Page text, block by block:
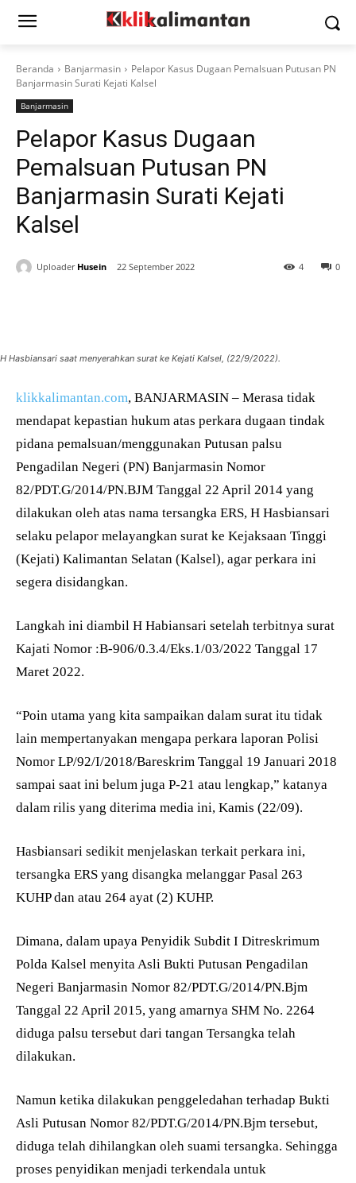
Beranda Banjarmasin
Pelapor Kasus Dugaan Pemalsuan Putusan PN
Banjarmasin Surati Kejati Kalsel
Banjarmasin
Pelapor Kasus Dugaan
Pemalsuan Putusan PN
Banjarmasin Surati Kejati
Kalsel
Uploader Husein 22 September 2022 0
4
H Hasbiansari saat menyerahkan surat ke Kejati Kalsel, (22/9/2022).
klikkalimantan.com, BANJARMASIN – Merasa tidak
mendapat kepastian hukum atas perkara dugaan tindak
pidana pemalsuan/menggunakan Putusan palsu
Pengadilan Negeri (PN) Banjarmasin Nomor
82/PDT.G/2014/PN.BJM Tanggal 22 April 2014 yang
dilakukan oleh atas nama tersangka ERS, H Hasbiansari
selaku pelapor melayangkan surat ke Kejaksaan Tinggi
(Kejati) Kalimantan Selatan (Kalsel), agar perkara ini
segera disidangkan.
Langkah ini diambil H Habiansari setelah terbitnya surat
Kajati Nomor :B-906/0.3.4/Eks.1/03/2022 Tanggal 17
Maret 2022.
“Poin utama yang kita sampaikan dalam surat itu tidak
lain mempertanyakan mengapa perkara laporan Polisi
Nomor LP/92/I/2018/Bareskrim Tanggal 19 Januari 2018
sampai saat ini belum juga P-21 atau lengkap,” katanya
dalam rilis yang diterima media ini, Kamis (22/09).
Hasbiansari sedikit menjelaskan terkait perkara ini,
tersangka ERS yang disangka melanggar Pasal 263
KUHP dan atau 264 ayat (2) KUHP.
Dimana, dalam upaya Penyidik Subdit I Ditreskrimum
Polda Kalsel menyita Asli Bukti Putusan Pengadilan
Negeri Banjarmasin Nomor 82/PDT.G/2014/PN.Bjm
Tanggal 22 April 2015, yang amarnya SHM No. 2264
diduga palsu tersebut dari tangan Tersangka telah
dilakukan.
Namun ketika dilakukan penggeledahan terhadap Bukti
Asli Putusan Nomor 82/PDT.G/2014/PN.Bjm tersebut,
diduga telah dihilangkan oleh suami tersangka. Sehingga
proses penyidikan menjadi terkendala untuk